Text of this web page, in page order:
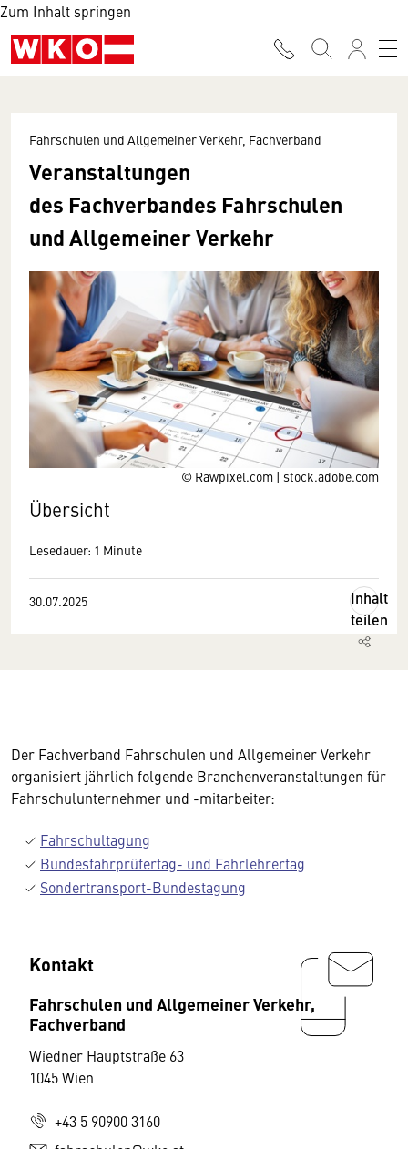
Zum Inhalt springen
© Rawpixel.com | stock.adobe.com
Fahrschulen und Allgemeiner Verkehr, Fachverband
Veranstaltungen
des Fachverbandes Fahrschulen
und Allgemeiner Verkehr
Übersicht
Lesedauer: 1 Minute
30.07.2025
Inhalt
teilen
Der Fachverband Fahrschulen und Allgemeiner Verkehr
organisiert jährlich folgende Branchenveranstaltungen für
Fahrschulunternehmer und -mitarbeiter:
Fahrschultagung
Bundesfahrprüfertag- und Fahrlehrertag
Sondertransport-Bundestagung
Kontakt
Fahrschulen und Allgemeiner Verkehr,
Fachverband
Wiedner Hauptstraße 63
1045 Wien
+43 5 90900 3160